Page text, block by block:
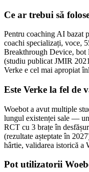
Ce ar trebui să
Pentru coaching AI bazat
coachi specializați, voce,
Breakthrough Device, bot
(studiu publicat JMIR
Verke e cel mai apropiat
Este Verke la fel de
Woebot a avut multiple
lungul existenței sale —
RCT cu 3 brațe în
(rezultate așteptate în
hârtie, validarea istorică a
Pot utilizatorii